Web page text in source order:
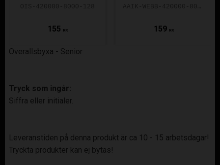
155 KR 159 KR
Overallsbyxa - Senior
Tryck som ingår:
Siffra eller initialer.
Leveranstiden på denna produkt är ca 10 - 15 arbetsdagar!
Tryckta produkter kan ej bytas!